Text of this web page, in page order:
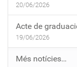
20/06/2026
Acte de
19/06/2026
Més notícies…